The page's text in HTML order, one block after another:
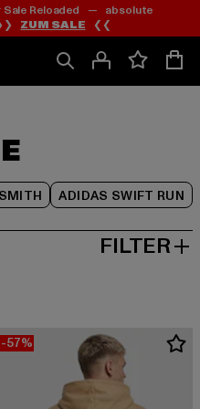
springen
springen
Reloaded — absolute
ZUM SALE ❮❮
ADIDAS SWIFT RUN
springen
FILTER
-57%